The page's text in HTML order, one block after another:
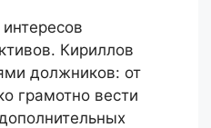
Кириллов
должников: от
грамотно вести